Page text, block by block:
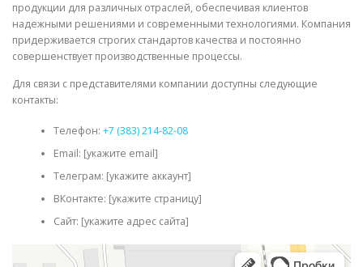
продукции для различных отраслей, обеспечивая клиентов
надежными решениями и современными технологиями. Компания
придерживается строгих стандартов качества и постоянно
совершенствует производственные процессы.
Для связи с представителями компании доступны следующие
контакты:
Телефон: +7 (383) 214-82-08
Email: [укажите email]
Телеграм: [укажите аккаунт]
ВКонтакте: [укажите страницу]
Сайт: [укажите адрес сайта]